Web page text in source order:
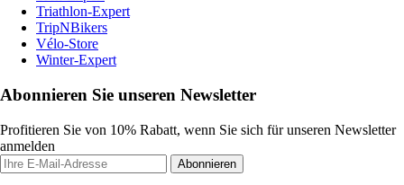
Triathlon-Expert
TripNBikers
Vélo-Store
Winter-Expert
Abonnieren Sie unseren Newsletter
Profitieren Sie von 10% Rabatt, wenn Sie sich für unseren Newsletter
anmelden
Abonnieren